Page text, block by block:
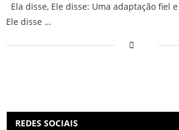
Ela disse, Ele disse: Uma adaptação fiel
Ele disse …
REDES SOCIAIS